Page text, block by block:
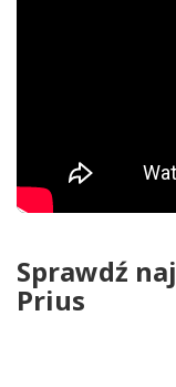
Sprawdź
Prius